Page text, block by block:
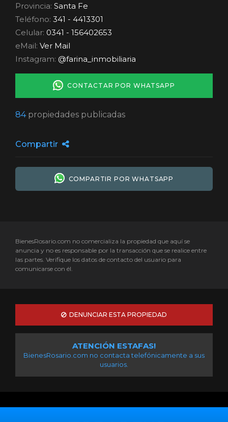
Provincia: Santa Fe
Teléfono: 341 - 4413301
Celular: 0341 - 156402653
eMail: Ver Mail
Instagram: @farina_inmobiliaria
CONTACTAR POR WHATSAPP
84propiedades publicadas
Compartir
COMPARTIR POR WHATSAPP
BienesRosario.com no comercializa la propiedad que aquí se
anuncia y no es responsable por la transacción que se realice entre
las partes. Verifique los datos de contacto del usuario para
comunicarse con él.
DENUNCIAR ESTA PROPIEDAD
ATENCIÓN ESTAFAS!
BienesRosario.com no contacta telefónicamente a sus
usuarios.